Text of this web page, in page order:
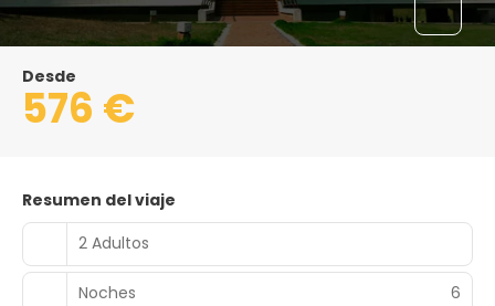
Desde
576 €
Resumen del viaje
2 Adultos
Noches 6